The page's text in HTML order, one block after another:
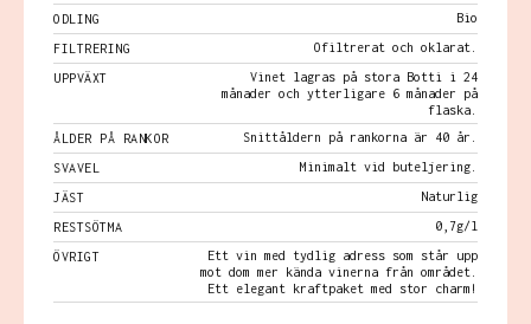
ODLING
Bio
FILTRERING Ofiltrerat och oklarat.
UPPVÄXT
Vinet lagras på stora Botti i 24
månader och ytterligare 6 månader på
flaska.
ÅLDER PÅ RANKOR
Snittåldern på rankorna är 40 år.
SVAVEL Minimalt vid buteljering.
JÄST Naturlig
RESTSÖTMA 0,7g/l
ÖVRIGT
Ett vin med tydlig adress som står upp
mot dom mer kända vinerna från området.
Ett elegant kraftpaket med stor charm!